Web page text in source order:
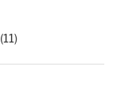
(11)